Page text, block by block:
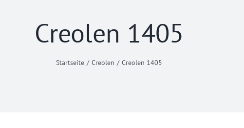
Creolen 1405
Startseite Creolen Creolen 1405